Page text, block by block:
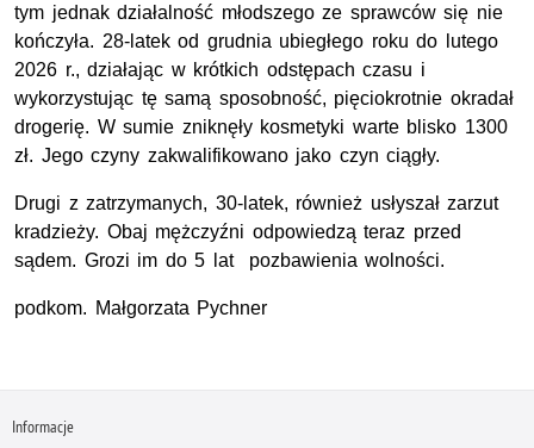
tym jednak działalność młodszego ze sprawców się nie
kończyła. 28‑latek od grudnia ubiegłego roku do lutego
2026 r., działając w krótkich odstępach czasu i
wykorzystując tę samą sposobność, pięciokrotnie okradał
drogerię. W sumie zniknęły kosmetyki warte blisko 1300
zł. Jego czyny zakwalifikowano jako czyn ciągły.
Drugi z zatrzymanych, 30‑latek, również usłyszał zarzut
kradzieży. Obaj mężczyźni odpowiedzą teraz przed
sądem. Grozi im do 5 lat pozbawienia wolności.
podkom. Małgorzata Pychner
Informacje